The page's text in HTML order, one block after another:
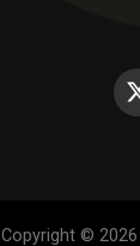
Copyright © 2026